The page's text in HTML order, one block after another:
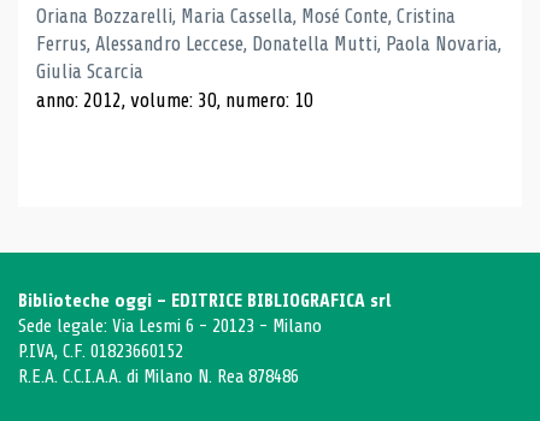
Oriana Bozzarelli, Maria Cassella, Mosé Conte, Cristina
Ferrus, Alessandro Leccese, Donatella Mutti, Paola Novaria,
Giulia Scarcia
anno: 2012, volume: 30, numero: 10
Biblioteche oggi - EDITRICE BIBLIOGRAFICA srl
Sede legale: Via Lesmi 6 - 20123 - Milano
P.IVA, C.F. 01823660152
R.E.A. C.C.I.A.A. di Milano N. Rea 878486